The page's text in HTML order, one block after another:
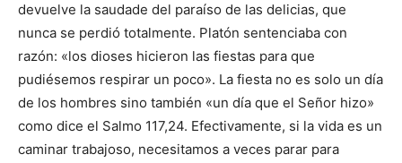
devuelve la saudade del paraíso de las delicias, que
nunca se perdió totalmente. Platón sentenciaba con
razón: «los dioses hicieron las fiestas para que
pudiésemos respirar un poco». La fiesta no es solo un día
de los hombres sino también «un día que el Señor hizo»
como dice el Salmo 117,24. Efectivamente, si la vida es un
caminar trabajoso, necesitamos a veces parar para